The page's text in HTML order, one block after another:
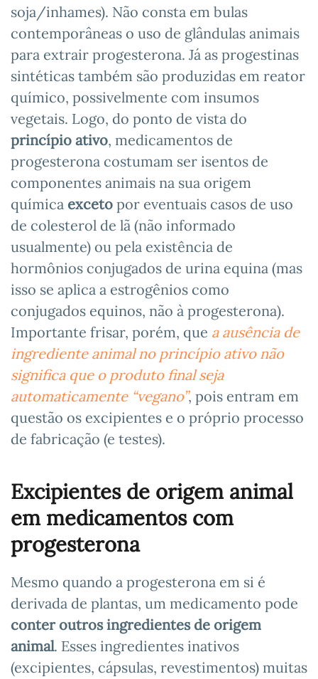
soja/inhames). Não consta em bulas
contemporâneas o uso de glândulas animais
para extrair progesterona. Já as progestinas
sintéticas também são produzidas em reator
químico, possivelmente com insumos
vegetais. Logo, do ponto de vista do
princípio ativo, medicamentos de
progesterona costumam ser isentos de
componentes animais na sua origem
química exceto por eventuais casos de uso
de colesterol de lã (não informado
usualmente) ou pela existência de
hormônios conjugados de urina equina (mas
isso se aplica a estrogênios como
conjugados equinos, não à progesterona).
Importante frisar, porém, que a ausência de
ingrediente animal no princípio ativo não
significa que o produto final seja
automaticamente “vegano”, pois entram em
questão os excipientes e o próprio processo
de fabricação (e testes).
Excipientes de origem animal
em medicamentos com
progesterona
Mesmo quando a progesterona em si é
derivada de plantas, um medicamento pode
conter outros ingredientes de origem
animal. Esses ingredientes inativos
(excipientes, cápsulas, revestimentos) muitas